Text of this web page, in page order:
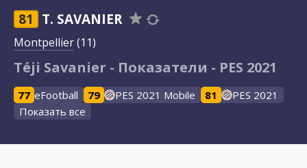
81 T. SAVANIER
Montpellier(11)
Téji Savanier - Показатели - PES 2021
77 eFootball 79 PES 2021 Mobile 81
PES 2021
Показать все